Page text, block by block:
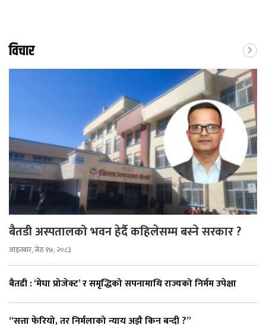
विचार
बैतडी अस्पतालको भवन हेर्दै कहिलेसम्म बस्ने सरकार ?
आइतबार, जेठ १७, २०८३
बैतडी : ‘मेघा प्रोजेक्ट’ र समृद्धिको सपनामाथि राज्यको निर्मम उपेक्षा
“सत्ता फेरियो, तर निर्मलाको न्याय अझै किन बन्दी ?”